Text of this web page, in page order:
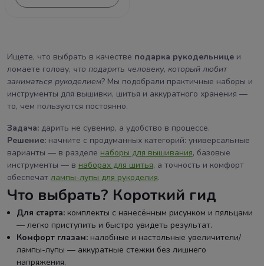
Ищете, что выбрать в качестве подарка рукодельнице и
ломаете голову, что подарить человеку, который любит
заниматься рукоделием? Мы подобрали практичные наборы и
инструменты для вышивки, шитья и аккуратного хранения —
то, чем пользуются постоянно.
Задача: дарить не сувенир, а удобство в процессе.
Решение: начните с продуманных категорий: универсальные
варианты — в разделе наборы для вышивания, базовые
инструменты — в наборах для шитья, а точность и комфорт
обеспечат лампы-лупы для рукоделия.
Что выбрать? Короткий гид
Для старта: комплекты с нанесённым рисунком и пяльцами
— легко приступить и быстро увидеть результат.
Комфорт глазам: налобные и настольные увеличители/
лампы-лупы — аккуратные стежки без лишнего
напряжения.